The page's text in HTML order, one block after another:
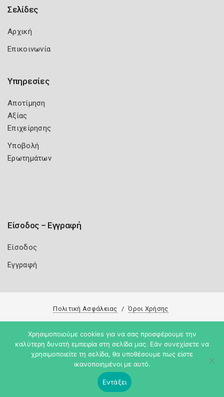
Σελίδες
Αρχική
Επικοινωνία
Υπηρεσίες
Αποτίμηση
Αξίας
Επιχείρησης
Υποβολή
Ερωτημάτων
Είσοδος – Εγγραφή
Είσοδος
Εγγραφή
Πολιτική Ασφάλειας Όροι Χρήσης
Copyright 2026 Knowledge A.E.
Χρησιμοποιούμε cookies για να σας προσφέρουμε την
καλύτερη δυνατή εμπειρία στη σελίδα μας. Εάν συνεχίσετε να
χρησιμοποιείτε τη σελίδα, θα υποθέσουμε πως είστε
ικανοποιημένοι με αυτό.
Εντάξει